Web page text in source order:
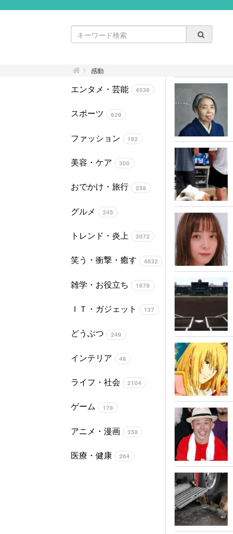
感動
エンタメ・芸能 4536
スポーツ 629
ファッション 182
美容・ケア 300
おでかけ・旅行 258
グルメ 245
トレンド・炎上 3072
笑う・衝撃・癒す 4632
雑学・お役立ち 1679
ＩＴ・ガジェット 137
どうぶつ 249
インテリア 46
ライフ・社会 2104
ゲーム 178
アニメ・漫画 358
医療・健康 264